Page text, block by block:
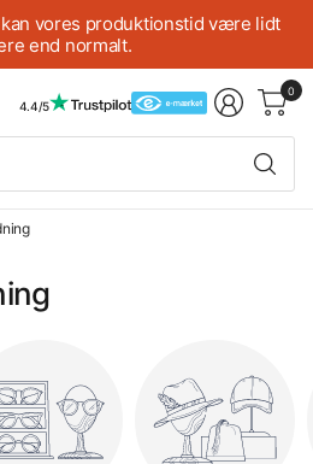
vores produktionstid være lidt
end normalt.
4.4/5
0